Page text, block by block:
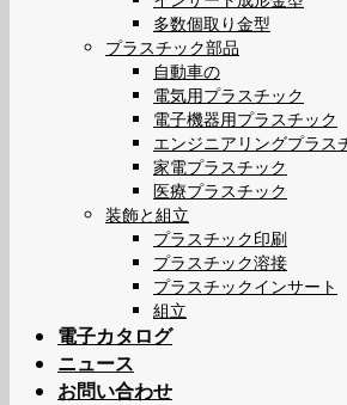
多数個取り金型
プラスチック部品
自動車の
電気用プラスチック
電子機器用プラスチック
エンジニアリングプラス
家電プラスチック
医療プラスチック
装飾と組立
プラスチック印刷
プラスチック溶接
プラスチックインサート
組立
電子カタログ
ニュース
お問い合わせ